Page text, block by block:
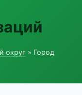
округ » Город